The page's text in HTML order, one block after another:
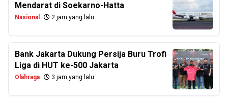
Mendarat di Soekarno-Hatta
Nasional 2 jam yang lalu
Bank Jakarta Dukung Persija Buru Trofi
Liga di HUT ke-500 Jakarta
Olahraga 3 jam yang lalu